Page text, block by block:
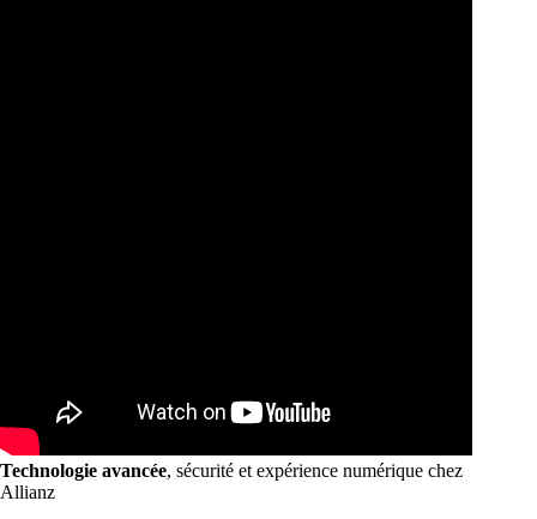
Technologie avancée, sécurité et expérience numérique chez
Allianz